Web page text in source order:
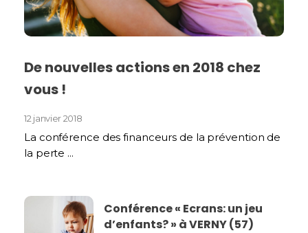
De nouvelles actions en 2018 chez
vous !
12 janvier 2018
La conférence des financeurs de la prévention de
la perte ...
Conférence « Ecrans: un jeu
d’enfants? » à VERNY (57)